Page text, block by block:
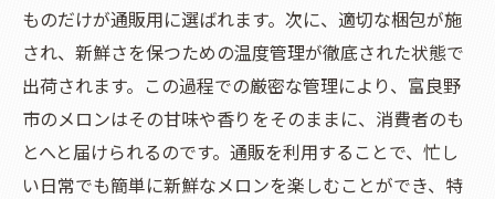
ものだけが通販用に選ばれます。次に、適切な梱包が施
され、新鮮さを保つための温度管理が徹底された状態で
出荷されます。この過程での厳密な管理により、富良野
市のメロンはその甘味や香りをそのままに、消費者のも
とへと届けられるのです。通販を利用することで、忙し
い日常でも簡単に新鮮なメロンを楽しむことができ、特